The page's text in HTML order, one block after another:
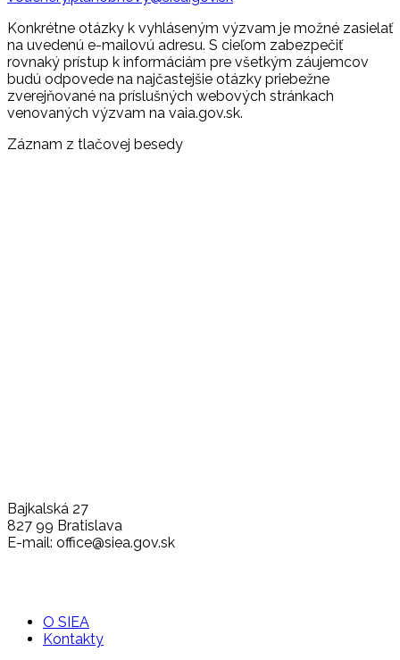
Konkrétne otázky k vyhláseným výzvam je možné zasielať
na uvedenú e-mailovú adresu. S cieľom zabezpečiť
rovnaký prístup k informáciám pre všetkým záujemcov
budú odpovede na najčastejšie otázky priebežne
zverejňované na príslušných webových stránkach
venovaných výzvam na vaia.gov.sk.
Záznam z tlačovej besedy
Bajkalská 27
827 99 Bratislava
E-mail: office@siea.gov.sk
O SIEA
Kontakty